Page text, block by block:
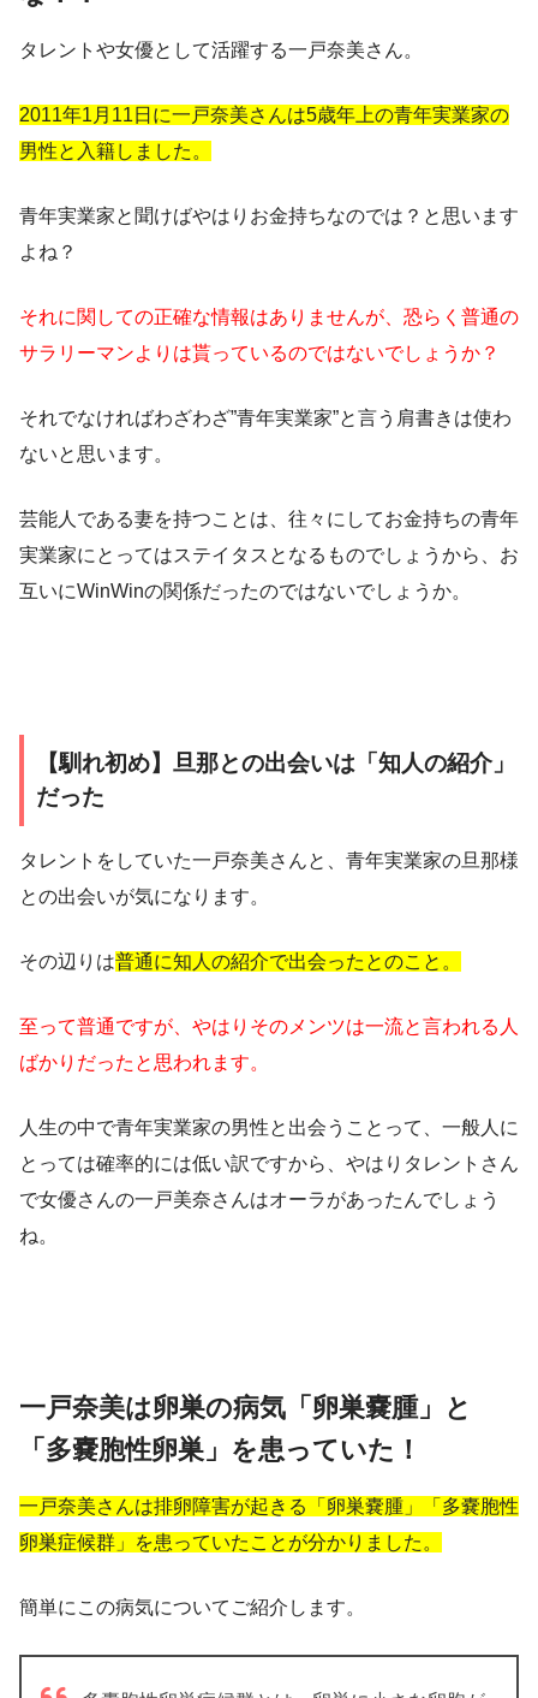
タレントや女優として活躍する一戸奈美さん。
2011年1月11日に一戸奈美さんは5歳年上の青年実業家の
男性と入籍しました。
青年実業家と聞けばやはりお金持ちなのでは？と思います
よね？
それに関しての正確な情報はありませんが、恐らく普通の
サラリーマンよりは貰っているのではないでしょうか？
それでなければわざわざ”青年実業家”と言う肩書きは使わ
ないと思います。
芸能人である妻を持つことは、往々にしてお金持ちの青年
実業家にとってはステイタスとなるものでしょうから、お
互いにWinWinの関係だったのではないでしょうか。
【馴れ初め】旦那との出会いは「知人の紹介」
だった
タレントをしていた一戸奈美さんと、青年実業家の旦那様
との出会いが気になります。
その辺りは普通に知人の紹介で出会ったとのこと。
至って普通ですが、やはりそのメンツは一流と言われる人
ばかりだったと思われます。
人生の中で青年実業家の男性と出会うことって、一般人に
とっては確率的には低い訳ですから、やはりタレントさん
で女優さんの一戸美奈さんはオーラがあったんでしょう
ね。
一戸奈美は卵巣の病気「卵巣嚢腫」と
「多嚢胞性卵巣」を患っていた！
一戸奈美さんは排卵障害が起きる「卵巣嚢腫」「多嚢胞性
卵巣症候群」を患っていたことが分かりました。
簡単にこの病気についてご紹介します。